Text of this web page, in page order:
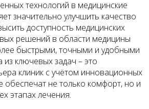
технологий в медицинские
значительно улучшить качество
доступность медицинских
решений в области медицины
быстрыми, точными и удобными
ключевых задач – это
клиник с учётом инновационных
обеспечат не только комфорт, но и
этапах лечения.